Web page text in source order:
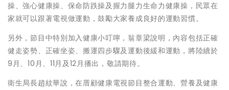
操、強心健康操、保命防跌操及握力腿力生命力健康操，民眾在
家就可以跟著電視做運動，鼓勵大家養成良好的運動習慣。
另外，節目中特別加入健康小叮嚀，翁章梁說明，內容包括正確
健走姿勢、正確坐姿、搬運四步驟及運動後緩和運動，將陸續於
9月、10月、11月及12月播出，敬請期待。
衛生局長趙紋華說，在厝顧健康電視節目整合運動、營養及健康